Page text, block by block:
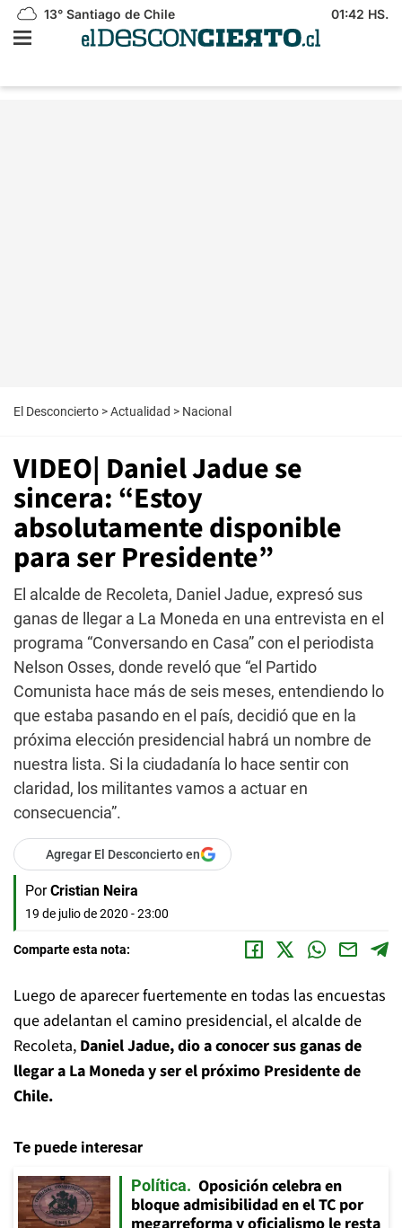
13° Santiago de Chile 01:42 HS.
El Desconcierto >Actualidad > Nacional
VIDEO| Daniel Jadue se
sincera: “Estoy
absolutamente disponible
para ser Presidente”
El alcalde de Recoleta, Daniel Jadue, expresó sus
ganas de llegar a La Moneda en una entrevista en el
programa “Conversando en Casa” con el periodista
Nelson Osses, donde reveló que “el Partido
Comunista hace más de seis meses, entendiendo lo
que estaba pasando en el país, decidió que en la
próxima elección presidencial habrá un nombre de
nuestra lista. Si la ciudadanía lo hace sentir con
claridad, los militantes vamos a actuar en
consecuencia”.
Agregar El Desconcierto en
Por Cristian Neira
19 de julio de 2020 - 23:00
Comparte esta nota:
Luego de aparecer fuertemente en todas las encuestas
que adelantan el camino presidencial, el alcalde de
Recoleta, Daniel Jadue, dio a conocer sus ganas de
llegar a La Moneda y ser el próximo Presidente de
Chile.
Te puede interesar
Política
Oposición celebra en
bloque admisibilidad en el TC por